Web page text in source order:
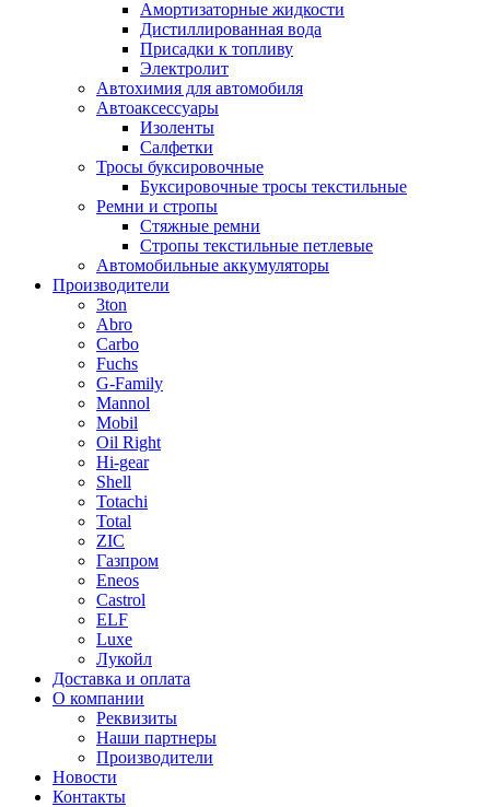
Амортизаторные жидкости
Дистиллированная вода
Присадки к топливу
Электролит
Автохимия для автомобиля
Автоаксессуары
Изоленты
Салфетки
Тросы буксировочные
Буксировочные тросы текстильные
Ремни и стропы
Стяжные ремни
Стропы текстильные петлевые
Автомобильные аккумуляторы
Производители
3ton
Abro
Carbo
Fuchs
G-Family
Mannol
Mobil
Oil Right
Hi-gear
Shell
Totachi
Total
ZIC
Газпром
Еneos
Сastrol
ELF
Luxe
Лукойл
Доставка и оплата
О компании
Реквизиты
Наши партнеры
Производители
Новости
Контакты